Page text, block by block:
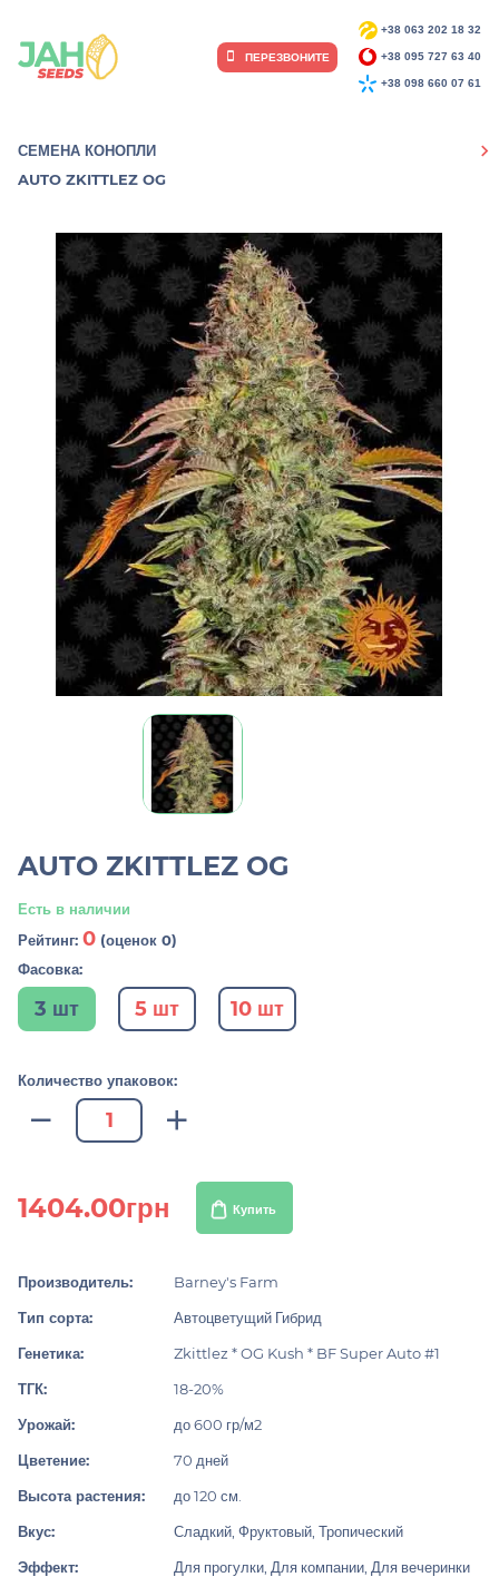
+38 063 202 18 32
+38 095 727 63 40
+38 098 660 07 61
ПЕРЕЗВОНИТЕ
СЕМЕНА КОНОПЛИ
AUTO ZKITTLEZ OG
AUTO ZKITTLEZ OG
Есть в наличии
Рейтинг: 0 (оценок 0)
Фасовка:
3 шт 5 шт 10 шт
Количество упаковок:
1404.00грн Купить
Производитель:
Barney's Farm
Тип сорта:
Автоцветущий Гибрид
Генетика:
Zkittlez * OG Kush * BF Super Auto #1
ТГК:
18-20%
Урожай:
до 600 гр/м2
Цветение:
70 дней
Высота растения:
до 120 см.
Вкус:
Сладкий, Фруктовый, Тропический
Эффект:
Для прогулки, Для компании, Для вечеринки